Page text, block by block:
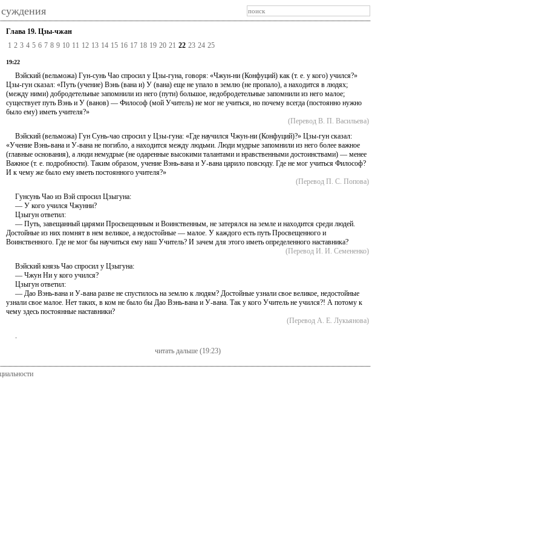
Глава 19. Цзы-чжан
1 2 3 4 5 6 7 8 9 10 11 12 13 14 15 16 17 18 19 20 21 22 23 24 25
19:22
Вэйский (вельможа) Гун-сунь Чао спросил у Цзы-гуна, говоря: «Чжун-ни (Конфуций) как (т. е. у кого) учился?»
Цзы-гун сказал: «Путь (учение) Вэнь (вана и) У (вана) еще не упало в землю (не пропало), а находится в людях;
(между ними) добродетельные запомнили из него (пути) большое, недобродетельные запомнили из него малое;
существует путь Вэнь и У (ванов) — Философ (мой Учитель) не мог не учиться, но почему всегда (постоянно нужно
было ему) иметь учителя?»
(Перевод В. П. Васильева)
Вэйский (вельможа) Гун Сунь-чао спросил у Цзы-гуна: «Где научился Чжун-ни (Конфуций)?» Цзы-гун сказал:
«Учение Вэнь-вана и У-вана не погибло, а находится между людьми. Люди мудрые запомнили из него более важное
(главные основания), а люди немудрые (не одаренные высокими талантами и нравственными достоинствами) — менее
Важное (т. е. подробности). Таким образом, учение Вэнь-вана и У-вана царило повсюду. Где не мог учиться Философ?
И к чему же было ему иметь постоянного учителя?»
(Перевод П. С. Попова)
Гунсунь Чао из Вэй спросил Цзыгуна:
— У кого учился Чжунни?
Цзыгун ответил:
— Путь, завещанный царями Просвещенным и Воинственным, не затерялся на земле и находится среди людей.
Достойные из них помнят в нем великое, а недостойные — малое. У каждого есть путь Просвещенного и
Воинственного. Где не мог бы научиться ему наш Учитель? И зачем для этого иметь определенного наставника?
(Перевод И. И. Семененко)
Вэйский князь Чао спросил у Цзыгуна:
— Чжун Ни у кого учился?
Цзыгун ответил:
— Дао Вэнь-вана и У-вана разве не спустилось на землю к людям? Достойные узнали свое великое, недостойные
узнали свое малое. Нет таких, в ком не было бы Дао Вэнь-вана и У-вана. Так у кого Учитель не учился?! А потому к
чему здесь постоянные наставники?
(Перевод А. Е. Лукьянова)
.
читать дальше (19:23)